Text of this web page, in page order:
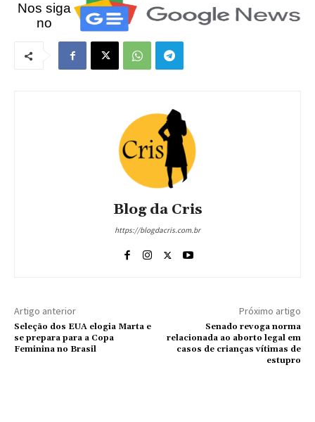
Nos siga
no
Blog da Cris
https://blogdacris.com.br
Artigo anterior
Seleção dos EUA elogia Marta e
se prepara para a Copa
Feminina no Brasil
Próximo artigo
Senado revoga norma
relacionada ao aborto legal em
casos de crianças vítimas de
estupro